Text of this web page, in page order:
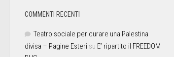
COMMENTI RECENTI
Teatro sociale per curare una Palestina
divisa – Pagine Esteri su E’ ripartito il FREEDOM